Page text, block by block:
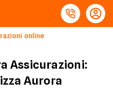
online
Assicurazioni:
Aurora